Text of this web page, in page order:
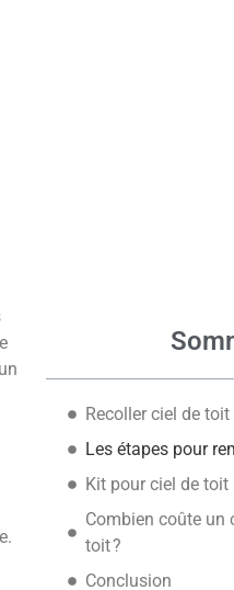
Recoller ciel de
Les étapes pour
Kit pour ciel de toit
Combien coûte un
toit ?
Conclusion